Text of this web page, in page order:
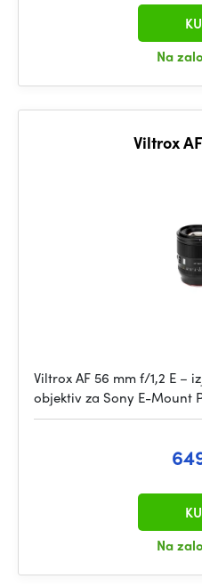
Na
Viltrox
Viltrox AF 56 mm f/1,2 E –
objektiv za Sony E-Mount
Na